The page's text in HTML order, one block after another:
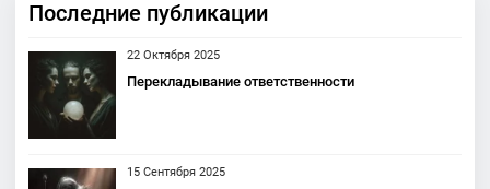
Последние публикации
22 Октября 2025
Перекладывание ответственности
15 Сентября 2025